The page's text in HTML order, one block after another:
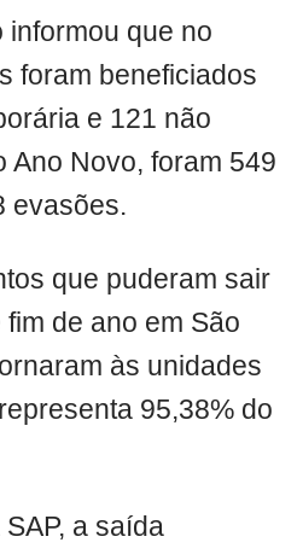
informou que no
foram beneficiados
e 121 não
Ano Novo, foram 549
evasões.
que puderam sair
de ano em São
às unidades
95,38% do
a saída